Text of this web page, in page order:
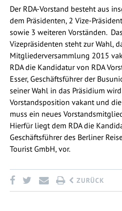
Der RDA-Vorstand besteht aus
dem Präsidenten, 2 Vize-
sowie 3 weiteren Vorständen.
Vizepräsidenten steht zur Wahl,
Mitgliederversammlung 2015
RDA die Kandidatur von RDA
Esser, Geschäftsführer der
seiner Wahl in das Präsidium
Vorstandsposition vakant und
muss ein neues
Hierfür liegt dem RDA die
Geschäftsführer des Berliner
Tourist GmbH, vor.
ZURÜCK